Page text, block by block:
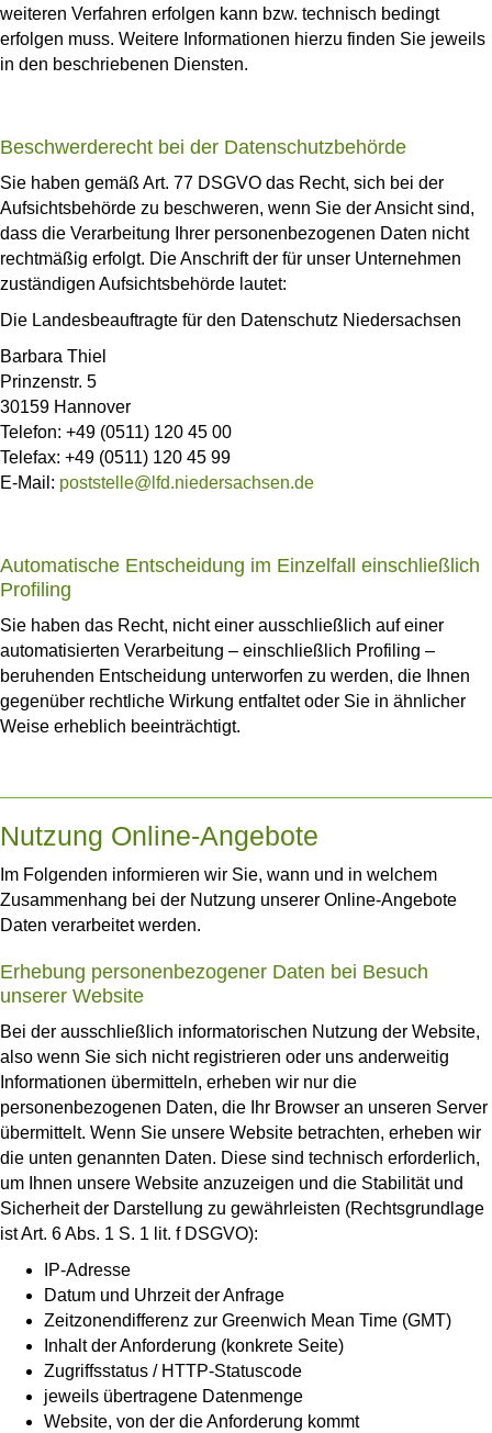
weiteren Verfahren erfolgen kann bzw. technisch bedingt
erfolgen muss. Weitere Informationen hierzu finden Sie jeweils
in den beschriebenen Diensten.
Beschwerderecht bei der Datenschutzbehörde
Sie haben gemäß Art. 77 DSGVO das Recht, sich bei der
Aufsichtsbehörde zu beschweren, wenn Sie der Ansicht sind,
dass die Verarbeitung Ihrer personenbezogenen Daten nicht
rechtmäßig erfolgt. Die Anschrift der für unser Unternehmen
zuständigen Aufsichtsbehörde lautet:
Die Landesbeauftragte für den Datenschutz Niedersachsen
Barbara Thiel
Prinzenstr. 5
30159 Hannover
Telefon: +49 (0511) 120 45 00
Telefax: +49 (0511) 120 45 99
E-Mail: poststelle@lfd.niedersachsen.de
Automatische Entscheidung im Einzelfall einschließlich
Profiling
Sie haben das Recht, nicht einer ausschließlich auf einer
automatisierten Verarbeitung – einschließlich Profiling –
beruhenden Entscheidung unterworfen zu werden, die Ihnen
gegenüber rechtliche Wirkung entfaltet oder Sie in ähnlicher
Weise erheblich beeinträchtigt.
Nutzung Online-Angebote
Im Folgenden informieren wir Sie, wann und in welchem
Zusammenhang bei der Nutzung unserer Online-Angebote
Daten verarbeitet werden.
Erhebung personenbezogener Daten bei Besuch
unserer Website
Bei der ausschließlich informatorischen Nutzung der Website,
also wenn Sie sich nicht registrieren oder uns anderweitig
Informationen übermitteln, erheben wir nur die
personenbezogenen Daten, die Ihr Browser an unseren Server
übermittelt. Wenn Sie unsere Website betrachten, erheben wir
die unten genannten Daten. Diese sind technisch erforderlich,
um Ihnen unsere Website anzuzeigen und die Stabilität und
Sicherheit der Darstellung zu gewährleisten (Rechtsgrundlage
ist Art. 6 Abs. 1 S. 1 lit. f DSGVO):
IP-Adresse
Datum und Uhrzeit der Anfrage
Zeitzonendifferenz zur Greenwich Mean Time (GMT)
Inhalt der Anforderung (konkrete Seite)
Zugriffsstatus / HTTP-Statuscode
jeweils übertragene Datenmenge
Website, von der die Anforderung kommt